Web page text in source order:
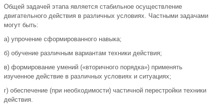
Общей задачей этапа является стабильное осуществление
двигательного действия в различных условиях. Частными задачами
могут быть:
а) упрочение сформированного навыка;
б) обучение различным вариантам техники действия;
в) формирование умений («вторичного порядка») применять
изученное действие в различных условиях и ситуациях;
г) обеспечение (при необходимости) частичной перестройки техники
действия.